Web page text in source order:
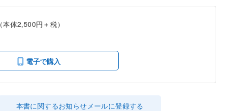
（本体2,500円＋税）
電子で購入
本書に関するお知らせメールに登録する